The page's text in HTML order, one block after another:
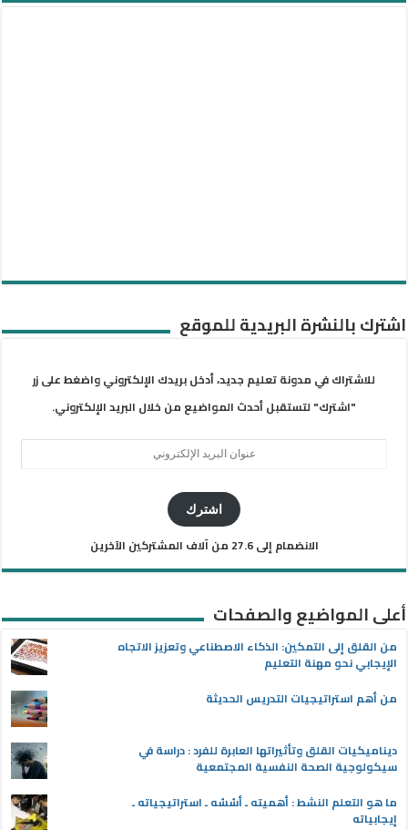
اشترك بالنشرة البريدية للموقع
للاشتراك في مدونة تعليم جديد، أدخل بريدك الإلكتروني واضغط على زر
"اشترك" لتستقبل أحدث المواضيع من خلال البريد الإلكتروني.
اشترك
الانضمام إلى 27.6 من آلاف المشتركين الآخرين
أعلى المواضيع والصفحات
من القلق إلى التمكين: الذكاء الاصطناعي وتعزيز الاتجاه
الإيجابي نحو مهنة التعليم
من أهم استراتيجيات التدريس الحديثة
ديناميكيات القلق وتأثيراتها العابرة للفرد : دراسة في
سيكولوجية الصحة النفسية المجتمعية
ما هو التعلم النشط : أهميته ـ أسُسُه ـ استراتيجياته ـ
إيجابياته